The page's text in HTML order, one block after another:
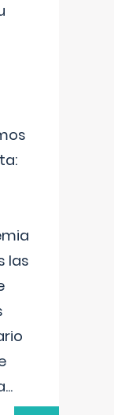
las
...